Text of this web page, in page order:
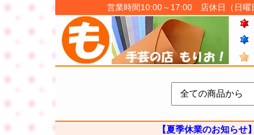
営業時間10:00～17:00 店休日（日曜
【夏季休業のお知らせ】